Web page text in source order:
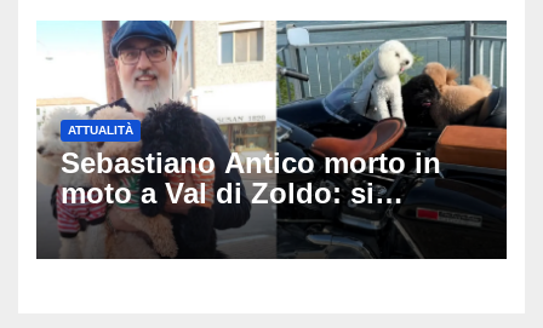
ATTUALITÀ
Sebastiano Antico morto in
moto a Val di Zoldo: si
schianta con il sidecar, salvi i
due cagnolini